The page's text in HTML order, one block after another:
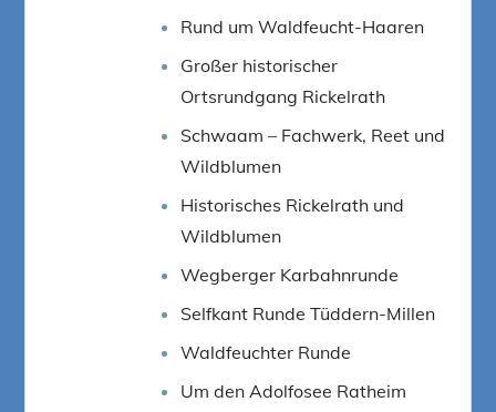
Rund um Waldfeucht-Haaren
Großer historischer
Ortsrundgang Rickelrath
Schwaam – Fachwerk, Reet und
Wildblumen
Historisches Rickelrath und
Wildblumen
Wegberger Karbahnrunde
Selfkant Runde Tüddern-Millen
Waldfeuchter Runde
Um den Adolfosee Ratheim